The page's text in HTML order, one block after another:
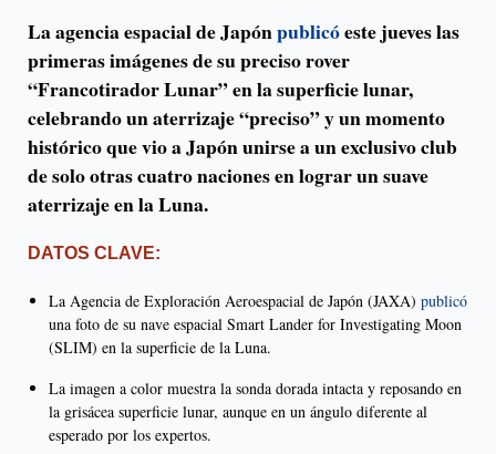
La agencia espacial de Japónpublicóeste jueves las
primeras imágenes de su preciso rover
“Francotirador Lunar” en la superficie lunar,
celebrando un aterrizaje “preciso” y un momento
histórico que vio a Japón unirse a un exclusivo club
de solo otras cuatro naciones en lograr un suave
aterrizaje en la Luna.
DATOS CLAVE:
La Agencia de Exploración Aeroespacial de Japón (JAXA) publicó
una foto de su nave espacial Smart Lander for Investigating Moon
(SLIM) en la superficie de la Luna.
La imagen a color muestra la sonda dorada intacta y reposando en
la grisácea superficie lunar, aunque en un ángulo diferente al
esperado por los expertos.